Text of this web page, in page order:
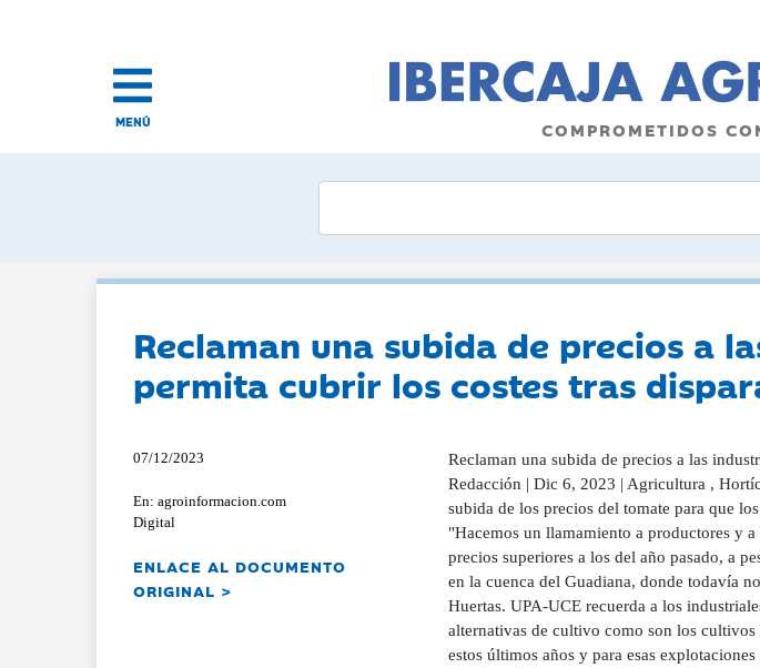
MENÚ COMPROMETIDOS
Reclaman una subida de precios a
permita cubrir los costes tras
07/12/2023
En: agroinformacion.com
Digital
ENLACE AL DOCUMENTO
ORIGINAL >
Reclaman una subida de precios a las
Redacción | Dic 6, 2023 | Agricultura ,
subida de los precios del tomate para que
"Hacemos un llamamiento a productores y
precios superiores a los del año pasado, a
en la cuenca del Guadiana, donde todavía
Huertas. UPA-UCE recuerda a los
alternativas de cultivo como son los
estos últimos años y para esas